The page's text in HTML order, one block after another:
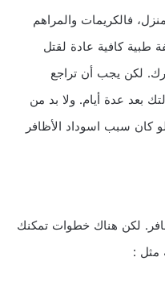
فالكريمات والمراهم
طبية كافية عادة لقتل
لكن يجب أن تراجع
بعد عدة أيام. ولا بد من
كان سبب اسوداد الأظافر
لكن هناك خطوات تمكنك
مثل :